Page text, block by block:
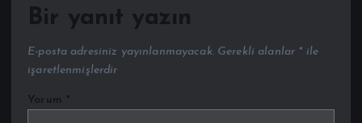
Bir yanıt yazın
E-posta adresiniz yayınlanmayacak. Gerekli alanlar * ile
işaretlenmişlerdir
Yorum *